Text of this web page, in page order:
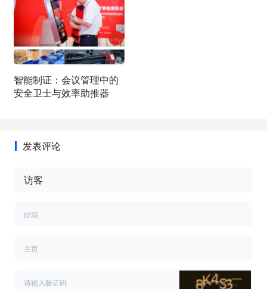
智能制证：会议管理中的
安全卫士与效率助推器
发表评论